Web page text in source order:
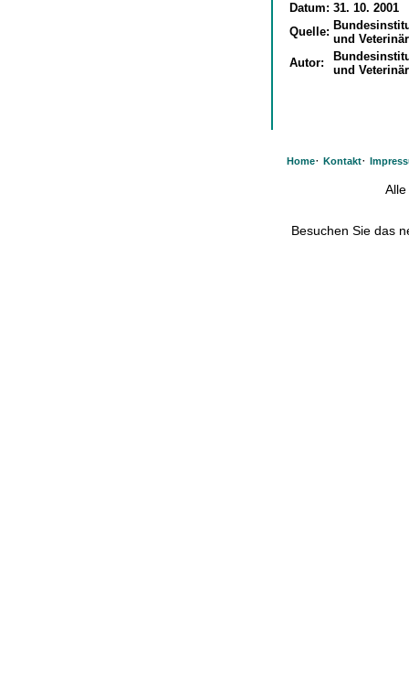
Datum: 31. 10. 2001
Quelle:
und
Autor:
und
Home· Kontakt·
Besuchen Sie das